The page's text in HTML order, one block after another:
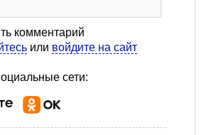
комментарий
или войдите на сайт
сети: